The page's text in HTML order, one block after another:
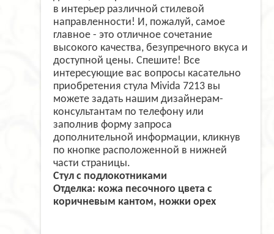
в интерьер различной стилевой
направленности! И, пожалуй, самое
главное - это отличное сочетание
высокого качества, безупречного вкуса и
доступной цены. Спешите! Все
интересующие вас вопросы касательно
приобретения стула Mivida 7213 вы
можете задать нашим дизайнерам-
консультантам по телефону или
заполнив форму запроса
дополнительной информации, кликнув
по кнопке расположенной в нижней
части страницы.
Cтул с подлокотниками
Отделка: кожа песочного цвета с
коричневым кантом, ножки орех